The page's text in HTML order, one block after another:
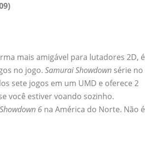
mais amigável para lutadores 2D, é
no jogo. Samurai Showdown série no
sete jogos em um UMD e oferece 2
você estiver voando sozinho.
6 na América do Norte. Não é